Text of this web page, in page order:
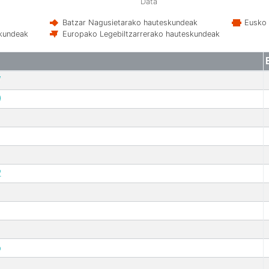
Batzar Nagusietarako hauteskundeak
Europako Legebiltzarrerako hauteskundeak